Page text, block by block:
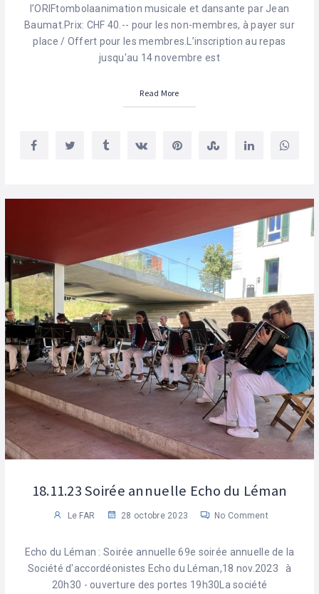
l’ORIFtombolaanimation musicale et dansante par Jean
Baumat.Prix: CHF 40.-- pour les non-membres, à payer sur
place / Offert pour les membres.L’inscription au repas
jusqu'au 14 novembre est
Read More
18.11.23 Soirée annuelle Echo du Léman
Le FAR 28 octobre 2023 No Comment
Echo du Léman : Soirée annuelle 69e soirée annuelle de la
Société d'accordéonistes Echo du Léman,18 nov.2023 à
20h30 - ouverture des portes 19h30La société